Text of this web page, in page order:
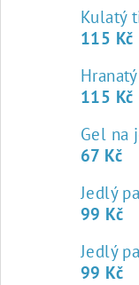
Kulatý
115 Kč
115 Kč
Gel na
67 Kč
99 Kč
99 Kč